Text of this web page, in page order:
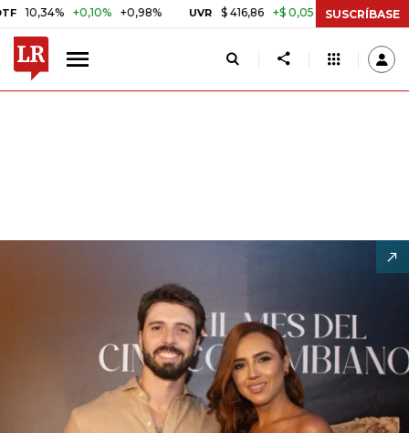
+0,10% +0,98% UVR $ 416,86 +$ 0,05 +0,01% BITCOIN US$
SUSCRÍBASE